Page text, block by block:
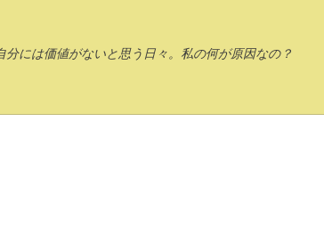
には価値がないと思う日々。私の何が原因なの？